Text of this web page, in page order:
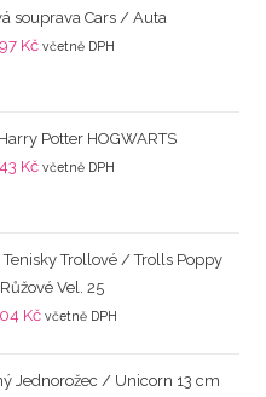
souprava Cars / Auta
Kč včetně DPH
Potter HOGWARTS
Kč včetně DPH
Trollové / Trolls Poppy
Růžové Vel. 25
Kč včetně DPH
Jednorožec / Unicorn 13 cm